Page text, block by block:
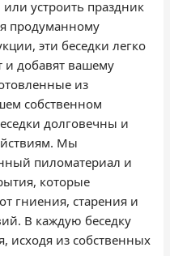
устроить праздник
продуманному
эти беседки легко
добавят вашему
из
собственном
долговечны и
Мы
пиломатериал и
которые
гниения, старения и
В каждую беседку
исходя из собственных